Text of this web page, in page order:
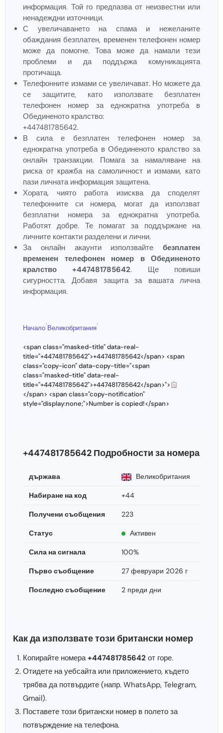
информация. Той го предпазва от неизвестни или
ненадеждни източници.
С увеличаването на спама и нежеланите
обаждания безплатен, временен телефонен номер
може да помогне. Това може да намали тези
проблеми и да поддържа комуникацията
протичаща.
Телефонните измами се увеличават. Но можете да
се защитите, като използвате безплатен
телефонен номер за еднократна употреба в
Обединеното кралство:
+447481785642.
В сила е безплатен телефонен номер за
еднократна употреба в Обединеното кралство за
онлайн транзакции. Помага за намаляване на
риска от кражба на самоличност и измами, като
пази личната информация защитена.
Хората, чиято работа изисква да споделят
телефонните си номера, могат да използват
безплатни номера за еднократна употреба.
Работят добре. Те помагат за поддържане на
личните контакти разделени и лични.
За онлайн акаунти използвайте безплатен
временен телефонен номер в Обединеното
кралство +447481785642. Ще повиши
сигурността. Добавя защита за вашата лична
информация.
Начало
›
Великобритания
›
<span class="masked-title" data-real-
title="+447481785642">+447481785642</span> <span
class="copy-icon" data-copy-title="<span
class="masked-title" data-real-
title="+447481785642">+447481785642</span>">
</span> <span class="copy-notification"
style="display:none;">Number is copied!</span>
+447481785642 Подробности за номера
държава Великобритания
Набиране на код +44
Получени съобщения 223
Статус Активен
Сила на сигнала 100%
Първо съобщение 27 февруари 2026 г
Последно съобщение 2 преди дни
Как да използвате този британски номер
Копирайте номера+447481785642 от горе.
Отидете на уебсайта или приложението, където
трябва да потвърдите (напр. WhatsApp, Telegram,
Gmail).
Поставете този британски номер в полето за
потвърждение на телефона.